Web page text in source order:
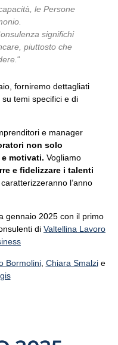
le Persone
significhi
piuttosto che
“
forniremo dettagliati
temi specifici e di
e manager
non solo
motivati. Vogliamo
e fidelizzare i talenti
l’anno
gennaio 2025 con il primo
di Valtellina Lavoro
Bormolini, Chiara Smalzie